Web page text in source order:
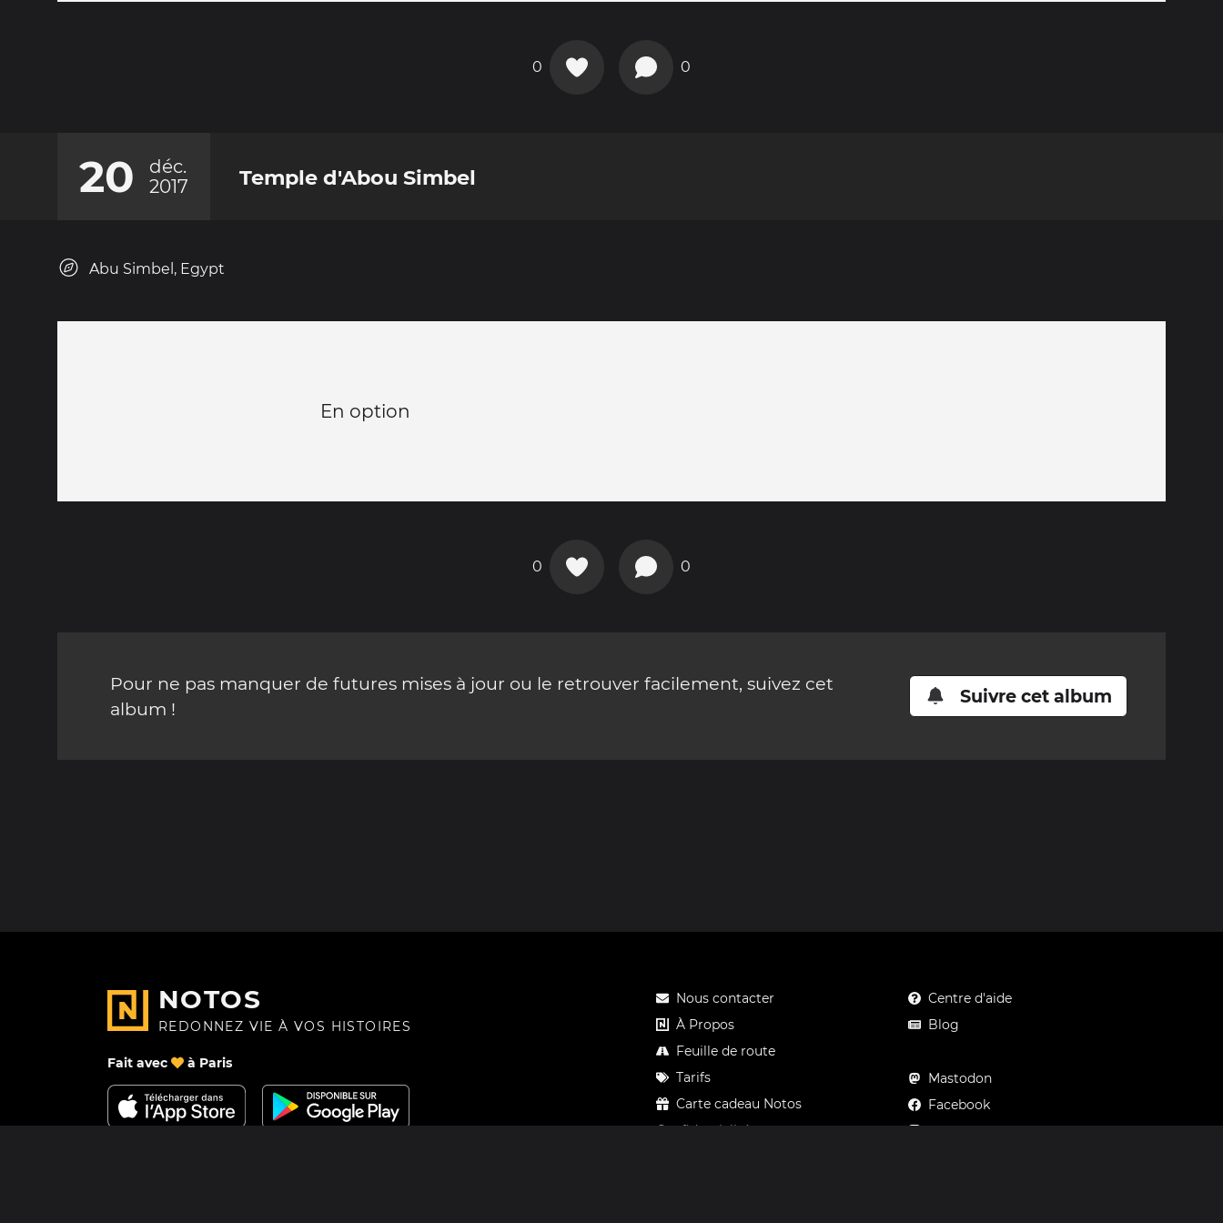
0 0
20
déc.
2017
Temple d'Abou Simbel
Abu Simbel, Egypt
En option
0 0
Pour ne pas manquer de futures mises à jour ou le retrouver facilement, suivez cet
album !
Suivre cet album
NOTOS
REDONNEZ VIE À VOS HISTOIRES
Fait avec à Paris
Nous contacter
À Propos
Feuille de route
Tarifs
Carte cadeau Notos
Confidentialité
Centre d'aide
Blog
Mastodon
Facebook
Instagram